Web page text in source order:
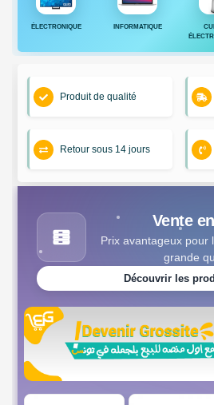
ÉLECTRONIQUE INFORMATIQUE
Produit de qualité
Retour sous 14 jours
Vente
Prix avantageux pour
grande
Découvrir les